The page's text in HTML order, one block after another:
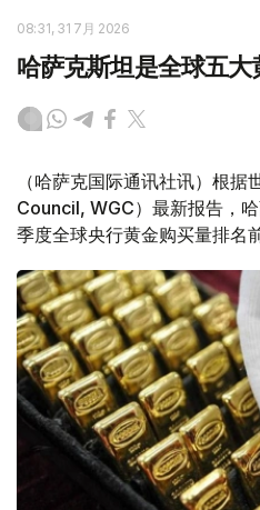
08:31, 31 7月 2026
哈萨克斯坦是全球五
（哈萨克国际通讯社讯）根
Council, WGC）最新报告，
季度全球央行黄金购买量排名